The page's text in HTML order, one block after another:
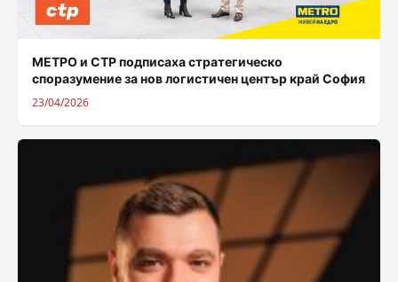
МЕТРО и CTP подписаха стратегическо
споразумение за нов логистичен център край София
23/04/2026